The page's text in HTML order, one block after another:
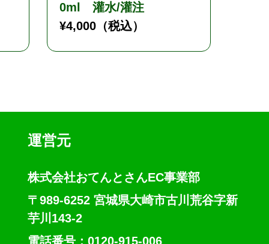
0ml 灌水/灌注
¥4,000 （税込）
運営元
株式会社おてんとさんEC事業部
〒989-6252 宮城県大崎市古川荒谷字新
芋川143-2
電話番号：0120-915-006